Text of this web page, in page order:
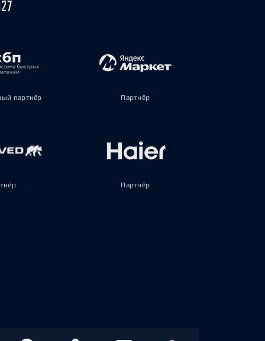
партнёр Партнёр
Партнёр